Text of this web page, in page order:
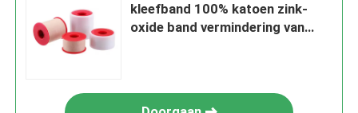
kleefband 100% katoen zink-
oxide band vermindering van